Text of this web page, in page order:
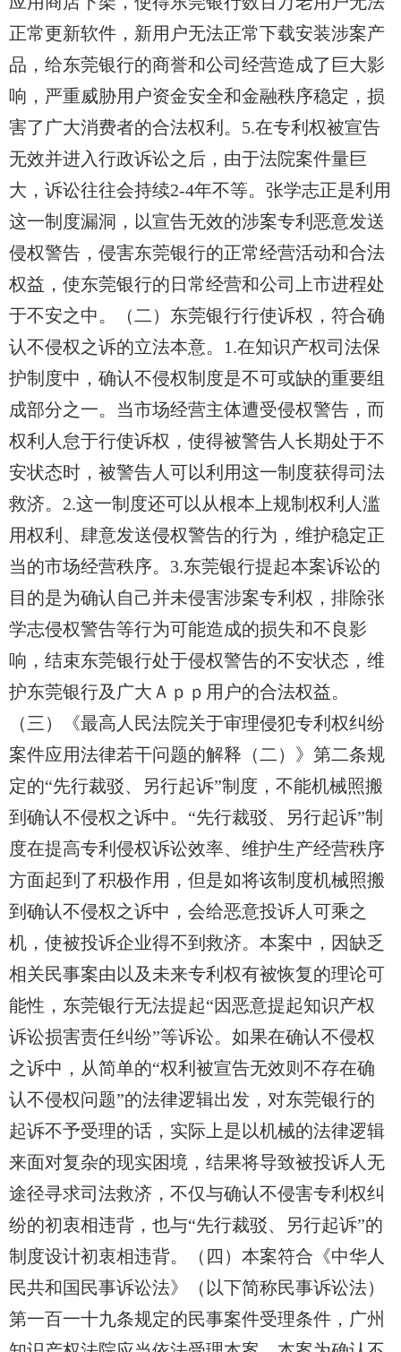
正常更新软件，新用户无法正常下载安装涉案产
品，给东莞银行的商誉和公司经营造成了巨大影
响，严重威胁用户资金安全和金融秩序稳定，损
害了广大消费者的合法权利。5.在专利权被宣告
无效并进入行政诉讼之后，由于法院案件量巨
大，诉讼往往会持续2-4年不等。张学志正是利用
这一制度漏洞，以宣告无效的涉案专利恶意发送
侵权警告，侵害东莞银行的正常经营活动和合法
权益，使东莞银行的日常经营和公司上市进程处
于不安之中。（二）东莞银行行使诉权，符合确
认不侵权之诉的立法本意。1.在知识产权司法保
护制度中，确认不侵权制度是不可或缺的重要组
成部分之一。当市场经营主体遭受侵权警告，而
权利人 怠于行使诉权，使得被警告人长期处于不
安状态时，被警告人可以利用这一制度获得司法
救济。2.这一制度还可以从根本上规制权利人滥
用权利、肆意发送侵权警告的行为，维护稳定正
当的市场经营秩序。3.东莞银行提起本案诉讼的
目的是为确认自己并未侵害涉案专利权，排除张
学志侵权警告等行为可能造成的损失和不良影
响，结束东莞银行处于侵权警告的不安状态，维
护东莞银行及广大Ａｐｐ用户的合法权益。
（三）《最高人民法院关于审理侵犯专利权纠纷
案件应用法律若干问题的解释（二）》第二条规
定的“先行裁驳、另行起诉”制度，不能机械照搬
到确认不侵权之诉中。“先行裁驳、另行起诉”制
度在提高专利侵权诉讼效率、维护生产经营秩序
方面起到了积极作用，但是如将该制度机械照搬
到确认不侵权之诉中，会给恶意投诉人可乘之
机，使被投诉企业得不到救济。本案中，因缺乏
相关民事案由以及未来专利权有被恢复的理论可
能性，东莞银行无法提起“因恶意提起知识产权
诉讼损害责任纠纷”等诉讼。如果在确认不侵权
之诉中，从简单的“权利被宣告无效则不存在确
认不侵权问题”的法律逻辑出发，对东莞银行的
起诉不予受理的话，实际上是以机械的法律逻辑
来面对复杂的现实困境，结果将导致被投诉人 无
途径寻求司法救济，不仅与确认不侵害专利权纠
纷的初衷相违背，也与“先行裁驳、另行起诉”的
制度设计初衷相违背。（四）本案符合《中华人
民共和国民事诉讼法》（以下简称民事诉讼法）
第一百一十九条规定的民事案件受理条件，广州